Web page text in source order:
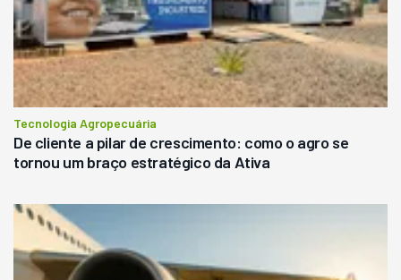
Tecnologia Agropecuária
De cliente a pilar de crescimento: como o agro se
tornou um braço estratégico da Ativa